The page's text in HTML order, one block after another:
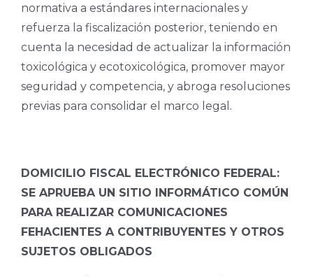
normativa a estándares internacionales y
refuerza la fiscalización posterior, teniendo en
cuenta la necesidad de actualizar la información
toxicológica y ecotoxicológica, promover mayor
seguridad y competencia, y abroga resoluciones
previas para consolidar el marco legal.
DOMICILIO FISCAL ELECTRÓNICO FEDERAL:
SE APRUEBA UN SITIO INFORMÁTICO COMÚN
PARA REALIZAR COMUNICACIONES
FEHACIENTES A CONTRIBUYENTES Y OTROS
SUJETOS OBLIGADOS